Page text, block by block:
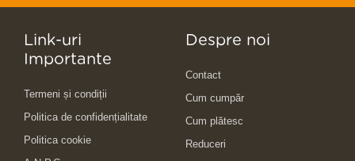
Link-uri
Importante
Termeni și condiții
Politica de confidențialitate
Politica cookie
Despre noi
Contact
Cum cumpăr
Cum plătesc
Reduceri